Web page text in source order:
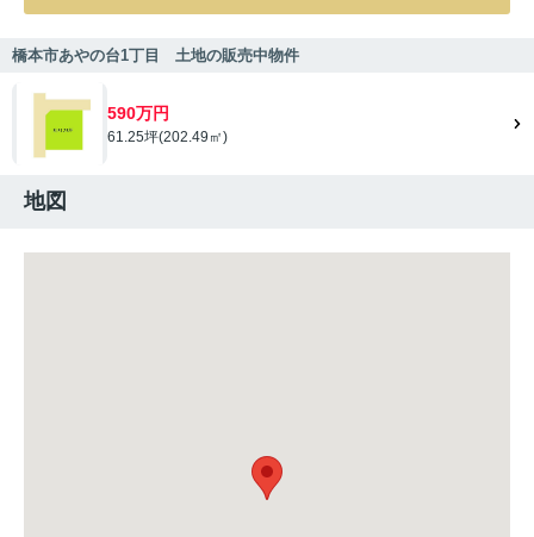
橋本市あやの台1丁目 土地の販売中物件
590万円
61.25坪(202.49㎡)
地図